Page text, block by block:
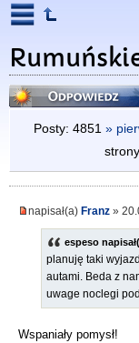
Odpowiedz
Posty: 4851 »
strony
napisał(a) Franz »
espeso
planuję taki
autami. Beda z
uwage noclegi
Wspaniały pomysł!